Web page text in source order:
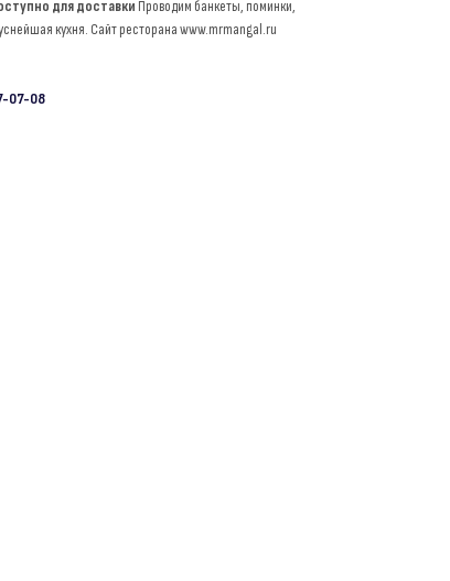
для доставки Проводим банкеты, поминки,
кухня. Сайт ресторана www.mrmangal.ru
07-08